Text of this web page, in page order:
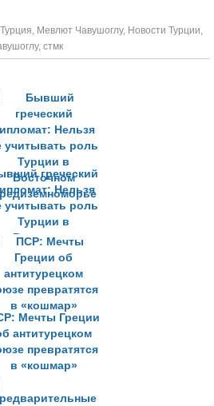
, Мевлют Чавушоглу, Новости Турции,
, стмк
греческий
Нельзя
учитывать роль
Турции в
Восточном
Мечты Греции
антитурецком
превратятся
в «кошмар»